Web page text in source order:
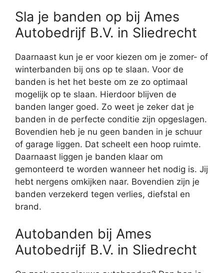
Sla je banden op bij Ames
Autobedrijf B.V. in Sliedrecht
Daarnaast kun je er voor kiezen om je zomer- of
winterbanden bij ons op te slaan. Voor de
banden is het het beste om ze zo optimaal
mogelijk op te slaan. Hierdoor blijven de
banden langer goed. Zo weet je zeker dat je
banden in de perfecte conditie zijn opgeslagen.
Bovendien heb je nu geen banden in je schuur
of garage liggen. Dat scheelt een hoop ruimte.
Daarnaast liggen je banden klaar om
gemonteerd te worden wanneer het nodig is. Jij
hebt nergens omkijken naar. Bovendien zijn je
banden verzekerd tegen verlies, diefstal en
brand.
Autobanden bij Ames
Autobedrijf B.V. in Sliedrecht